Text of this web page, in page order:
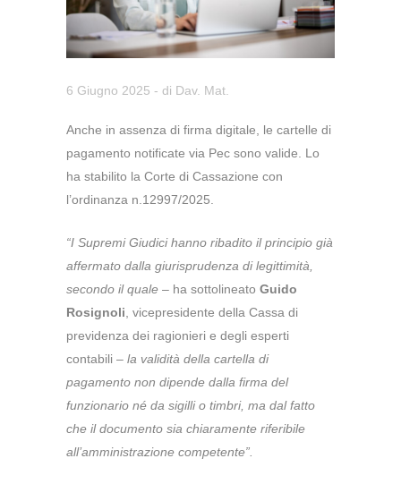
6 Giugno 2025 - di Dav. Mat.
Anche in assenza di firma digitale, le cartelle di
pagamento notificate via Pec sono valide. Lo
ha stabilito la Corte di Cassazione con
l’ordinanza n.12997/2025.
“I Supremi Giudici hanno ribadito il principio già
affermato dalla giurisprudenza di legittimità,
secondo il quale – ha sottolineato Guido
Rosignoli , vicepresidente della Cassa di
previdenza dei ragionieri e degli esperti
contabili – la validità della cartella di
pagamento non dipende dalla firma del
funzionario né da sigilli o timbri, ma dal fatto
che il documento sia chiaramente riferibile
all’amministrazione competente”.